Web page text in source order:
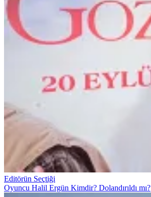
Editörün Seçtiği
Oyuncu Halil Ergün Kimdir? Dolandırıldı mı?